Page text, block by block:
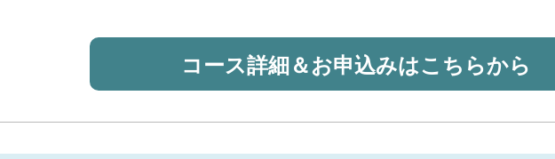
コース詳細＆お申込みはこちらから